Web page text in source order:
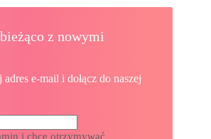
z nowymi
e-mail i dołącz do naszej
i chcę otrzymywać